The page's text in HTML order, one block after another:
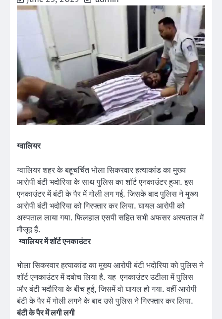
ग्वालियर
ग्वालियर शहर के बहूचर्चित भोला सिकरवार हत्याकांड का मुख्य
आरोपी बंटी भदोरिया के साथ पुलिस का शॉर्ट एनकाउंटर हुआ. इस
एनकाउंटर में बंटी के पैर में गोली लग गई. जिसके बाद पुलिस ने मुख्य
आरोपी बंटी भदोरिया को गिरफ्तार कर लिया. घायल आरोपी को
अस्पताल लाया गया. फिलहाल एसपी सहित सभी अफसर अस्पताल में
मौजूद हैं.
ग्वालियर में शॉर्ट एनकाउंटर
भोला सिकरवार हत्याकांड का मुख्य आरोपी बंटी भदोरिया को पुलिस ने
शॉर्ट एनकाउंटर में दबोच लिया है. यह एनकाउंटर उटीला में पुलिस
और बंटी भदौरिया के बीच हुई, जिसमें वो घायल हो गया. वहीं आरोपी
बंटी के पैर में गोली लगने के बाद उसे पुलिस ने गिरफ्तार कर लिया.
बंटी के पैर में लगी लगी